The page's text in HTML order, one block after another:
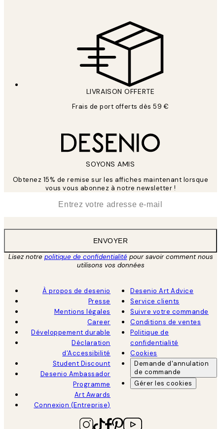
LIVRAISON OFFERTE
Frais de port offerts dès 59 €
SOYONS AMIS
Obtenez 15% de remise sur les affiches maintenant lorsque
vous vous abonnez à notre newsletter !
ENVOYER
Lisez notre politique de confidentialitépour savoir comment nous
utilisons vos données
À propos de desenio
Presse
Mentions légales
Career
Développement durable
Déclaration
d'Accessibilité
Student Discount
Desenio Ambassador
Programme
Art Awards
Connexion (Entreprise)
Desenio Art Advice
Service clients
Suivre votre commande
Conditions de ventes
Politique de
confidentialité
Cookies
Demande d'annulation
de commande
Gérer les cookies